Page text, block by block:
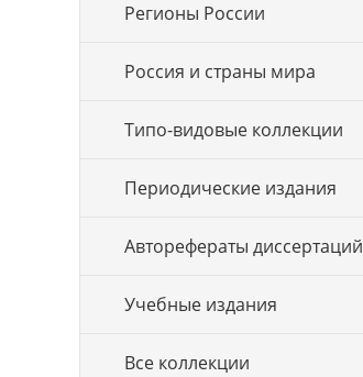
Регионы России
Россия и страны мира
Типо-видовые коллекции
Периодические издания
Авторефераты диссертаций
Учебные издания
Все коллекции